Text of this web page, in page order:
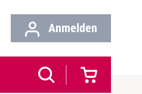
Anmelden